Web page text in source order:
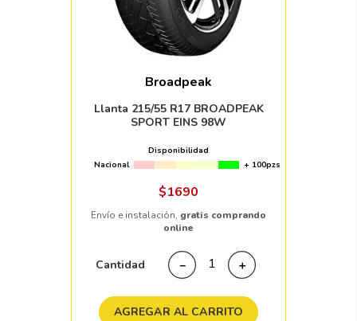
Broadpeak
Llanta 215/55 R17 BROADPEAK
SPORT EINS 98W
Disponibilidad
Nacional
+ 100pzs
$1690
Envío e instalación, gratis comprando
online
Cantidad ＋
－
AGREGAR AL CARRITO